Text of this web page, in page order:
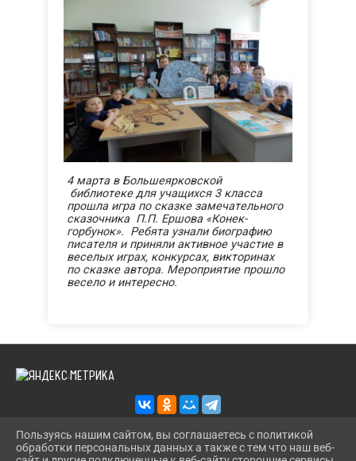
4 марта в Большеярковской
библиотеке для учащихся 3 класса
прошла игра по сказке замечательного
сказочника П.П. Ершова «Конек-
горбунок». Ребята узнали биографию
писателя и приняли активное участие в
веселых играх, конкурсах, викторинах
по сказке автора. Мероприятие прошло
весело и интересно.
Пользуясь нашим сайтом, вы соглашаетесь с политикой
обработки персональных данных а также с тем что наш веб-